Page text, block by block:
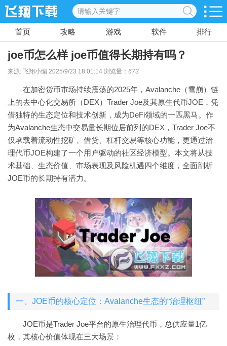
首页 攻略 游戏 软件 排行
joe币怎么样 joe币值得长期持有吗？
来源: 飞翔小编 2025/9/23 18:01:14 浏览量： 673
在加密货币市场持续震荡的2025年，Avalanche（雪崩）链
上的去中心化交易所（DEX）Trader Joe及其原生代币JOE，凭
借独特的生态定位和技术创新，成为DeFi领域的一匹黑马。作
为Avalanche生态中交易量长期位居前列的DEX，Trader Joe不
仅承载着流动性挖矿、借贷、杠杆交易等核心功能，更通过治
理代币JOE构建了一个用户驱动的社区经济模型。本文将从技
术基础、生态价值、市场表现及风险机遇四个维度，全面剖析
JOE币的长期持有潜力。
一、JOE币的核心定位：Avalanche生态的“治理枢纽”
JOE币是Trader Joe平台的原生治理代币，总供应量1亿
枚，其核心价值体现在三大场景：